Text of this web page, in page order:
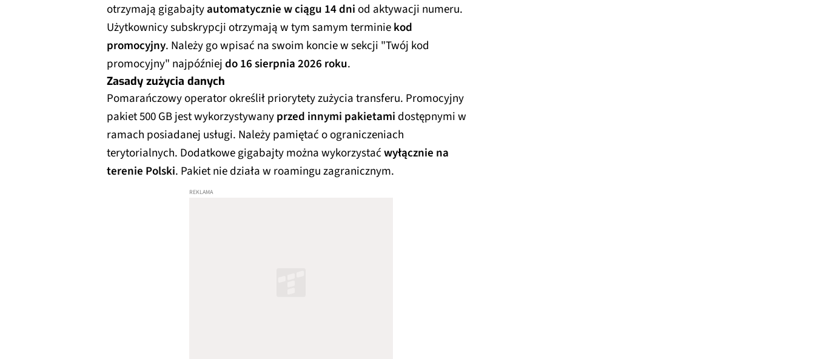
otrzymają gigabajtyautomatycznie w ciągu 14 dniod aktywacji numeru.
Użytkownicy subskrypcji otrzymają w tym samym terminiekod
promocyjny. Należy go wpisać na swoim koncie w sekcji "Twój kod
promocyjny" najpóźniejdo 16 sierpnia 2026 roku.
Zasady zużycia danych
Pomarańczowy operator określił priorytety zużycia transferu. Promocyjny
pakiet 500 GB jest wykorzystywanyprzed innymi pakietami dostępnymi w
ramach posiadanej usługi. Należy pamiętać o ograniczeniach
terytorialnych. Dodatkowe gigabajty można wykorzystaćwyłącznie na
terenie Polski. Pakiet nie działa w roamingu zagranicznym.